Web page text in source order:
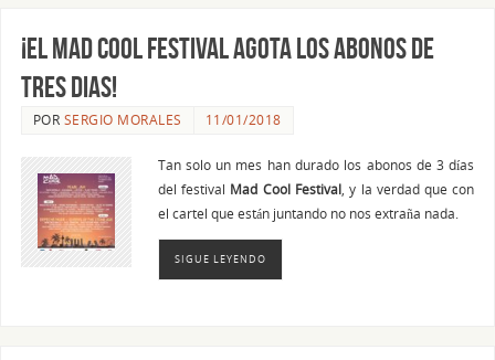
¡El Mad Cool Festival agota los abonos de
tres dias!
POR SERGIO MORALES 11/01/2018
Tan solo un mes han durado los abonos de 3 días
del festival Mad Cool Festival, y la verdad que con
el cartel que están juntando no nos extraña nada.
SIGUE LEYENDO